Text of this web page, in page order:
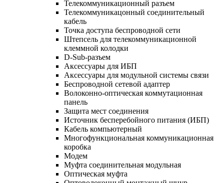
Телекоммуникационный разъем
Телекоммуникацонный соединительный
кабель
Точка доступа беспроводной сети
Штепсель для телекоммуникационной
клеммной колодки
D-Sub-разъем
Аксессуары для ИБП
Аксессуары для модульной системы связи
Беспроводной сетевой адаптер
Волоконно-оптическая коммутационная
панель
Защита мест соединения
Источник бесперебойного питания (ИБП)
Кабель компьютерный
Многофункциональная коммуникационная
коробка
Модем
Муфта соединительная модульная
Оптическая муфта